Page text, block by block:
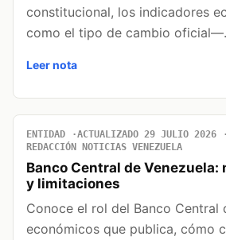
constitucional, los indicadores
como el tipo de cambio
Leer nota
ENTIDAD ACTUALIZADO 29 JULIO 2026
REDACCIÓN NOTICIAS VENEZUELA
Banco Central de
y limitaciones
Conoce el rol del Banco Central
económicos que publica, cómo